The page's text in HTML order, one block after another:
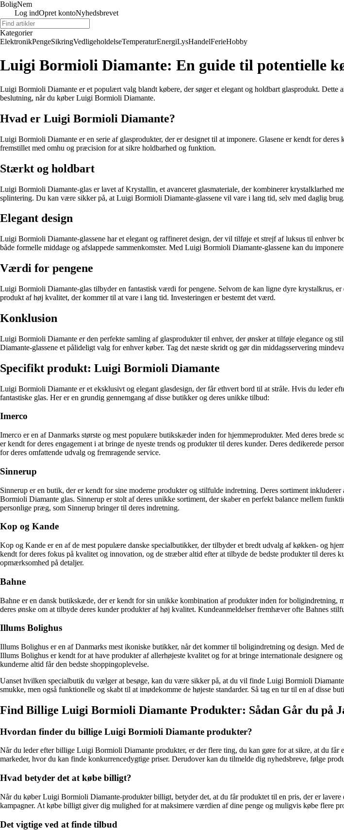
BoligNem
Log indOpret kontoNyhedsbrevet
Kategorier
ElektronikPengeSikringVedligeholdelseTemperaturEnergiLysHandelFerieHobby
Luigi Bormioli Diamante: En guide til potentielle
Luigi Bormioli Diamante er et populært valg blandt købere, der søger et elegant og holdbart glasprodukt.
beslutning, når du køber Luigi Bormioli Diamante.
Hvad er Luigi Bormioli Diamante?
Luigi Bormioli Diamante er en serie af glasprodukter, der er designet til at imponere. Glasene er kendt for
fremstillet med omhu og præcision for at sikre holdbarhed og funktion.
Stærkt og holdbart
Luigi Bormioli Diamante-glas er lavet af Krystallin, et avanceret glasmateriale, der kombinerer krystalklarhed
splintering. Du kan være sikker på, at Luigi Bormioli Diamante-glassene vil vare i lang tid, selv med daglig brug.
Elegant design
Luigi Bormioli Diamante-glassene har et elegant og raffineret design, der vil tilføje et strejf af luksus til enhver
både formelle middage og afslappede sammenkomster. Med Luigi Bormioli Diamante-glassene kan du
Værdi for pengene
Luigi Bormioli Diamante-glas tilbyder en fantastisk værdi for pengene. Selvom de kan ligne dyre krystalkrus,
produkt af høj kvalitet, der kommer til at vare i lang tid. Investeringen er bestemt det værd.
Konklusion
Luigi Bormioli Diamante er den perfekte samling af glasprodukter til enhver, der ønsker at tilføje elegance og
Diamante-glassene et pålideligt valg for enhver køber. Tag det næste skridt og gør din middagsservering
Specifikt produkt: Luigi Bormioli Diamante
Luigi Bormioli Diamante er et eksklusivt og elegant glasdesign, der får ethvert bord til at stråle. Hvis du leder
fantastiske glas. Her er en grundig gennemgang af disse butikker og deres unikke tilbud:
Imerco
Imerco er en af Danmarks største og mest populære butikskæder inden for hjemmeprodukter. Med deres
er kendt for deres engagement i at bringe de nyeste trends og produkter til deres kunder. Deres dedikerede
for deres omfattende udvalg og fremragende service.
Sinnerup
Sinnerup er en butik, der er kendt for sine moderne produkter og stilfulde indretning. Deres sortiment
Bormioli Diamante glas. Sinnerup er stolt af deres unikke sortiment, der skaber en perfekt balance mellem
personlige præg, som Sinnerup bringer til deres indretning.
Kop og Kande
Kop og Kande er en af de mest populære danske specialbutikker, der tilbyder et bredt udvalg af køkken- og
kendt for deres fokus på kvalitet og innovation, og de stræber altid efter at tilbyde de bedste produkter til
opmærksomhed på detaljer.
Bahne
Bahne er en dansk butikskæde, der er kendt for sin unikke kombination af produkter inden for
deres ønske om at tilbyde deres kunder produkter af høj kvalitet. Kundeanmeldelser fremhæver ofte Bahnes
Illums Bolighus
Illums Bolighus er en af Danmarks mest ikoniske butikker, når det kommer til boligindretning og design. Med
Illums Bolighus er kendt for at have produkter af allerhøjeste kvalitet og for at bringe internationale designere
kunderne altid får den bedste shoppingoplevelse.
Uanset hvilken specialbutik du vælger at besøge, kan du være sikker på, at du vil finde Luigi Bormioli
smukke, men også funktionelle og skabt til at imødekomme de højeste standarder. Så tag en tur til en af ​​disse
Find Billige Luigi Bormioli Diamante Produkter: Sådan Går du på
Hvordan finder du billige Luigi Bormioli Diamante produkter?
Når du leder efter billige Luigi Bormioli Diamante produkter, er der flere ting, du kan gøre for at sikre, at du
markeder, hvor du kan finde konkurrencedygtige priser. Derudover kan du tilmelde dig nyhedsbreve, følge
Hvad betyder det at købe billigt?
Når du køber Luigi Bormioli Diamante-produkter billigt, betyder det, at du får produktet til en pris, der er
kampagner. At købe billigt giver dig mulighed for at maksimere værdien af dine penge og muligvis købe flere
Det vigtige ved at finde tilbud